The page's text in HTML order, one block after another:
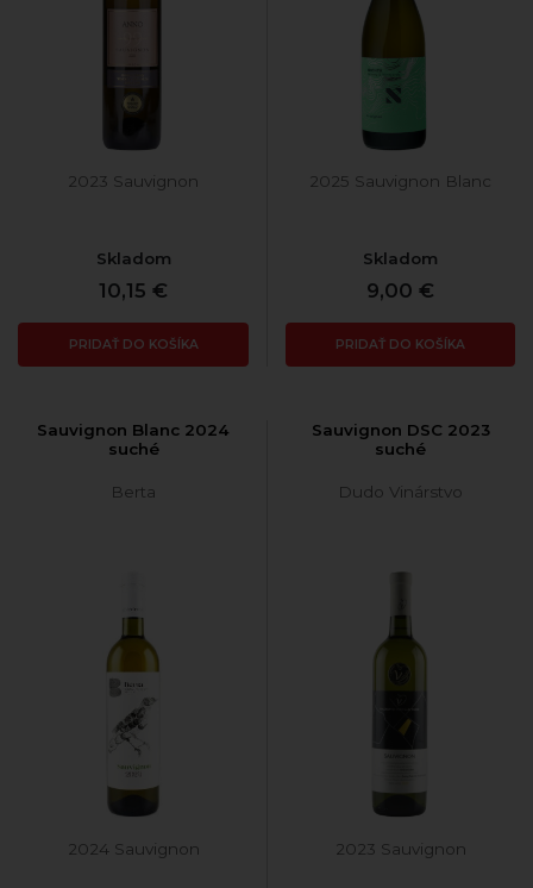
2023 Sauvignon
Skladom
10,15 €
PRIDAŤ DO KOŠÍKA
2025 Sauvignon Blanc
Skladom
9,00 €
PRIDAŤ DO KOŠÍKA
Sauvignon Blanc 2024
suché
Berta
2024 Sauvignon
Sauvignon DSC 2023
suché
Dudo Vinárstvo
2023 Sauvignon